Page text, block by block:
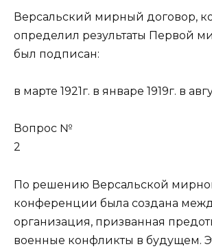
Версальский мирный договор,
определил результаты Первой
был подписан:
в марте 1921г. в январе 1919г. в
Вопрос №
2
По решению Версальской
конференции была создана
организация, призванная
военные конфликты в будущем.